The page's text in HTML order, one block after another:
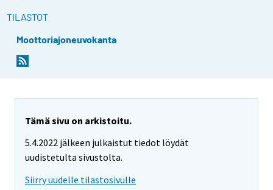
TILASTOT
Moottoriajoneuvokanta
Tämä sivu on arkistoitu.
5.4.2022 jälkeen julkaistut tiedot löydät
uudistetulta sivustolta.
Siirry uudelle tilastosivulle